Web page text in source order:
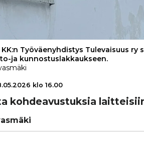
KK:n Työväenyhdistys Tulevaisuus
ja kunnostuslakkaukseen.
klo 16.00
koh­de­a­vus­tuk­sia